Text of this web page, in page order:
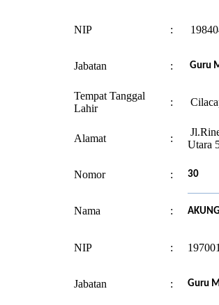
NIP :
Jabatan : Guru
Tempat Tanggal
Lahir
:
Alamat :
Utara
Nomor : 30
Nama :
NIP :
Jabatan : Guru